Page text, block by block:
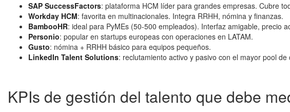
SAP SuccessFactors: plataforma HCM líder para grandes empresas. Cubre
Workday HCM: favorita en multinacionales. Integra RRHH, nómina y finanzas.
BambooHR: ideal para PyMEs (50-500 empleados). Interfaz amigable, precio
Personio: popular en startups europeas con operaciones en LATAM.
Gusto: nómina + RRHH básico para equipos pequeños.
LinkedIn Talent Solutions: reclutamiento activo y pasivo con el mayor pool
KPIs de gestión del talento que debe